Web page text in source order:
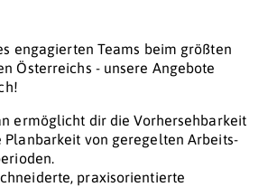
engagierten Teams beim größten
Österreichs - unsere Angebote
ermöglicht dir die Vorhersehbarkeit
Planbarkeit von geregelten Arbeits-
praxisorientierte